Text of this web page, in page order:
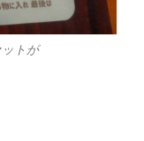
トが